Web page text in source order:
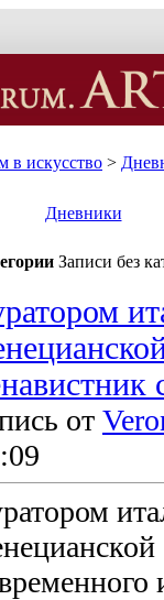
в искусство >
Дневники
Записи без
от